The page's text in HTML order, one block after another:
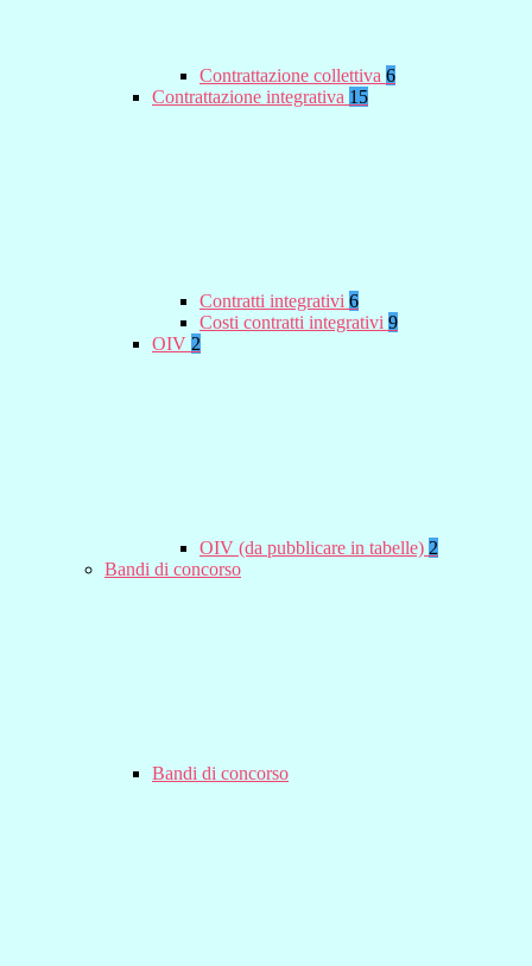
Contrattazione collettiva 6
Contrattazione integrativa 15
Contratti integrativi 6
Costi contratti integrativi 9
OIV 2
OIV (da pubblicare in tabelle) 2
Bandi di concorso
Bandi di concorso